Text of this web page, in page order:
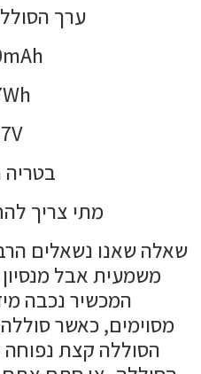
ערך
בטריה Li-ion
מתי צריך
שאלה שאנו נשאלים
משמעית אבל
המכשיר נכבה
מסוימים, כאשר
הסוללה קצת